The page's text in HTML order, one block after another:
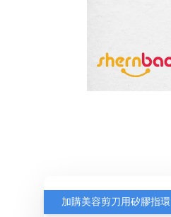
加購美容剪刀用矽膠指環